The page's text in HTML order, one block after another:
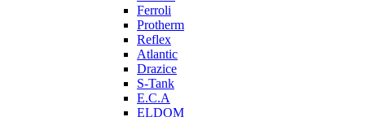
Ferroli
Protherm
Reflex
Atlantic
Drazice
S-Tank
E.C.A
ELDOM